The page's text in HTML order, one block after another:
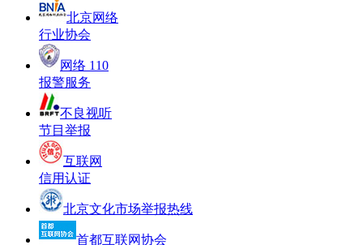
北京网络
行业协会
网络 110
报警服务
不良视听
节目举报
互联网
信用认证
北京文化市场举报热线
首都互联网协会